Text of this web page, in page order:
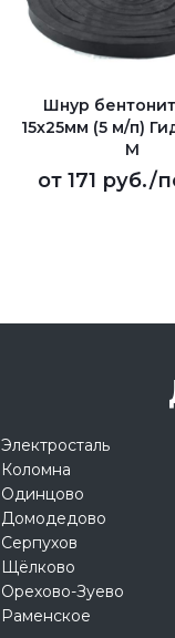
Шнур
15х25мм (5 м/п)
М
от 171 руб./
Электросталь
Коломна
Одинцово
Домодедово
Серпухов
Щёлково
Орехово-Зуево
Раменское